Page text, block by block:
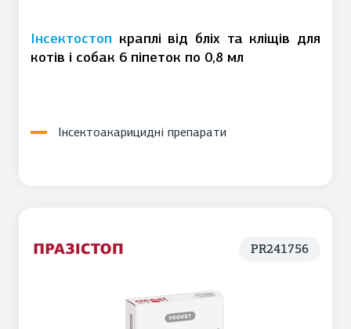
Інсектостоп краплі від бліх та кліщів для
котів і собак 6 піпеток по 0,8 мл
Інсектоакарицидні препарати
PR241756